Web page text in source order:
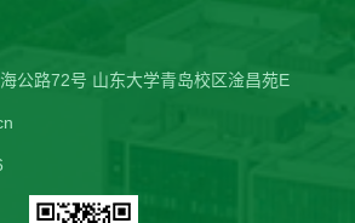
公路72号 山东大学青岛校区淦昌苑E